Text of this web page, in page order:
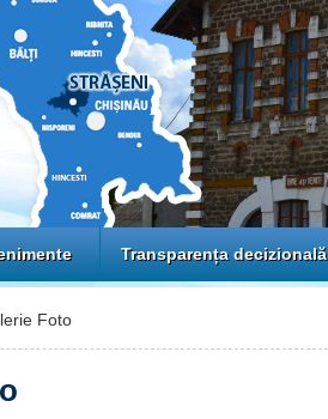
Transparența decizională
Foto